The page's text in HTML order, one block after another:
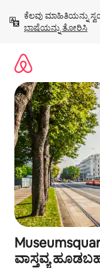
ಹೋಗಿ
ಕೆಲವು ಮಾಹಿತಿಯನ್ನು
ಭಾಷೆಯನ್ನು ತೋರಿಸಿ
ವಾಸ್ತವ್ಯ